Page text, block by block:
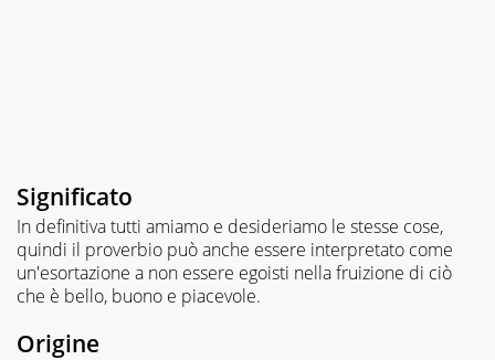
Significato
In definitiva tutti amiamo e desideriamo le stesse cose,
quindi il proverbio può anche essere interpretato come
un'esortazione a non essere egoisti nella fruizione di ciò
che è bello, buono e piacevole.
Origine